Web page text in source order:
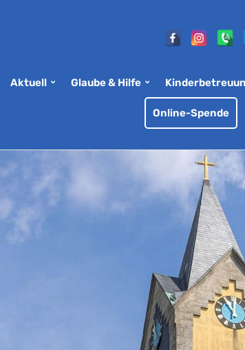
Aktuell Glaube & Hilfe
Online-Spende